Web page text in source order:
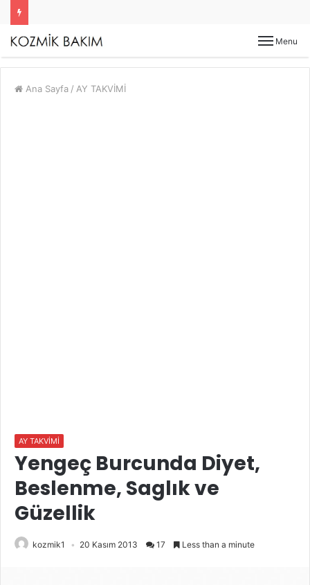
Menu
Ana Sayfa / AY TAKVİMİ
AY TAKVİMİ
Yengeç Burcunda Diyet,
Beslenme, Saglık ve
Güzellik
kozmik1 20 Kasım 2013 17 Less than a minute